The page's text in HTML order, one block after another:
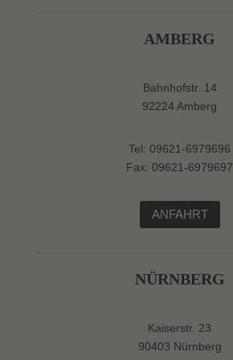
AMBERG
Bahnhofstr. 14
92224 Amberg
Tel: 09621-6979696
Fax: 09621-6979697
ANFAHRT
NÜRNBERG
Kaiserstr. 23
90403 Nürnberg